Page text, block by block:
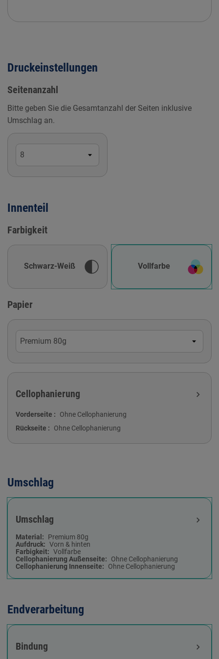
Druckeinstellungen
Seitenanzahl
Bitte geben Sie die Gesamtanzahl der Seiten inklusive
Umschlag an.
Innenteil
Farbigkeit
Schwarz-Weiß Vollfarbe
Papier
Cellophanierung
Vorderseite
Ohne Cellophanierung
Rückseite
Ohne Cellophanierung
expand_more
Umschlag
Umschlag
Material
Premium 80g
Aufdruck
Vorn & hinten
Farbigkeit
Vollfarbe
Cellophanierung Außenseite
Ohne Cellophanierung
Cellophanierung Innenseite
Ohne Cellophanierung
expand_more
Endverarbeitung
Bindung expand_more